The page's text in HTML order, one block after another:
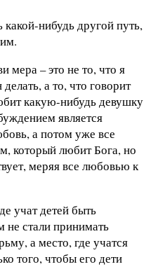
нибудь другой путь,
– это не то, что я
а то, что говорит
какую-нибудь девушку
является
а потом уже все
который любит Бога, но
меряя все любовью к
учат детей быть
стали принимать
а место, где учатся
того, чтобы его дети